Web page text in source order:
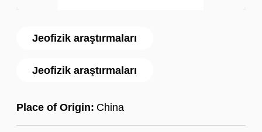
Jeofizik araştırmaları
Jeofizik araştırmaları
Place of Origin: China